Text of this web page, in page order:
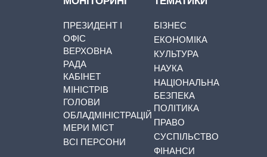
ПРЕЗИДЕНТ І
ОФІС
ВЕРХОВНА
РАДА
КАБІНЕТ
МІНІСТРІВ
ГОЛОВИ
ОБЛАДМІНІСТРАЦІЙ
МЕРИ МІСТ
ВСІ ПЕРСОНИ
БІЗНЕС
ЕКОНОМІКА
КУЛЬТУРА
НАУКА
НАЦІОНАЛЬНА
БЕЗПЕКА
ПОЛІТИКА
ПРАВО
СУСПІЛЬСТВО
ФІНАНСИ